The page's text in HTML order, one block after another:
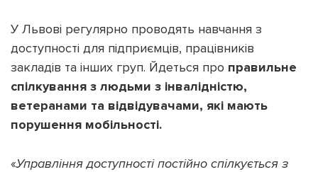
У Львові регулярно проводять навчання з
доступності для підприємців, працівників
закладів та інших груп. Йдеться про правильне
спілкування з людьми з інвалідністю,
ветеранами та відвідувачами, які мають
порушення мобільності.
«Управління доступності постійно спілкується з